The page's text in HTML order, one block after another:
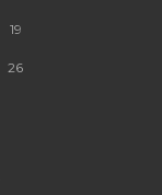
19
26